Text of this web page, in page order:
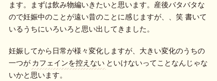
ます。まずは飲み物編いきたいと思います。産後バタバタな
ので妊娠中のことが遠い昔のことに感じますが、、笑 書いて
いるうちにいろいろと思い出してきました。
妊娠してから日常が様々変化しますが、大きい変化のうちの
一つが カフェインを控えない といけないってことなんじゃな
いかと思います。